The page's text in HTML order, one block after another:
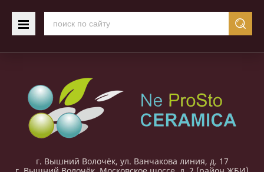
г. Вышний Волочёк, ул. Ванчакова линия, д. 17